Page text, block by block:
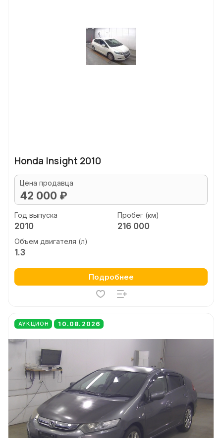
Honda Insight 2010
Цена продавца
42 000 ₽
Год выпуска
2010
Пробег (км)
216 000
Объем двигателя (л)
1.3
Подробнее
АУКЦИОН 10.08.2026